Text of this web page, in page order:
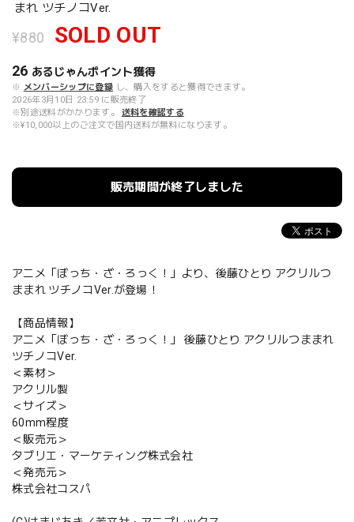
まれ ツチノコVer.
¥880 SOLD OUT
26 あるじゃんポイント獲得
※ メンバーシップに登録 し、購入をすると獲得できます。
2026年3月10日 23:59 に販売終了
※別途送料がかかります。
送料を確認する
※¥10,000以上のご注文で国内送料が無料になります。
販売期間が終了しました
アニメ「ぼっち・ざ・ろっく！」より、後藤ひとり アクリルつ
ままれ ツチノコVer.が登場！
【商品情報】
アニメ「ぼっち・ざ・ろっく！」 後藤ひとり アクリルつままれ
ツチノコVer.
＜素材＞
アクリル製
＜サイズ＞
60mm程度
＜販売元＞
タブリエ・マーケティング株式会社
＜発売元＞
株式会社コスパ